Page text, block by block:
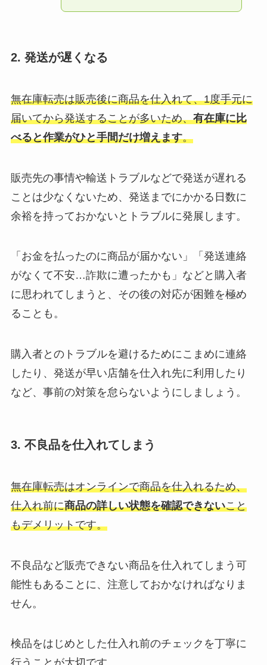
2. 発送が遅くなる
無在庫転売は販売後に商品を仕入れて、1度手元に
届いてから発送することが多いため、有在庫に比
べると作業がひと手間だけ増えます。
販売先の事情や輸送トラブルなどで発送が遅れる
ことは少なくないため、発送までにかかる日数に
余裕を持っておかないとトラブルに発展します。
「お金を払ったのに商品が届かない」「発送連絡
がなくて不安…詐欺に遭ったかも」などと購入者
に思われてしまうと、その後の対応が困難を極め
ることも。
購入者とのトラブルを避けるためにこまめに連絡
したり、発送が早い店舗を仕入れ先に利用したり
など、事前の対策を怠らないようにしましょう。
3. 不良品を仕入れてしまう
無在庫転売はオンラインで商品を仕入れるため、
仕入れ前に商品の詳しい状態を確認できないこと
もデメリットです。
不良品など販売できない商品を仕入れてしまう可
能性もあることに、注意しておかなければなりま
せん。
検品をはじめとした仕入れ前のチェックを丁寧に